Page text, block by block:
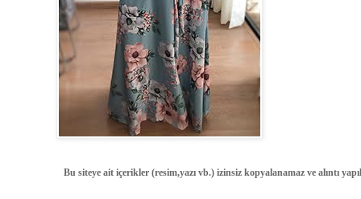
Bu siteye ait içerikler (resim,yazı vb.) izinsiz kopyalanamaz ve alıntı